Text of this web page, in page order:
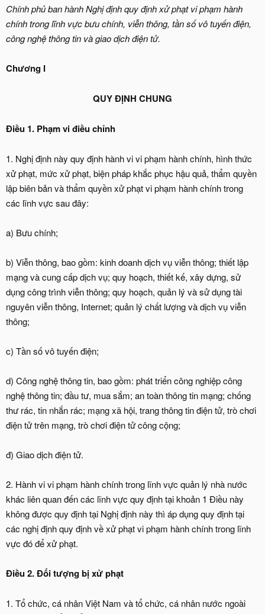
Chính phủ ban hành Nghị định quy định xử phạt vi phạm hành
chính trong lĩnh vực bưu chính, viễn thông, tần số vô tuyến điện,
công nghệ thông tin và giao dịch điện tử.
Chương I
QUY ĐỊNH CHUNG
Điều 1. Phạm vi điều chỉnh
1. Nghị định này quy định hành vi vi phạm hành chính, hình thức
xử phạt, mức xử phạt, biện pháp khắc phục hậu quả, thẩm quyền
lập biên bản và thẩm quyền xử phạt vi phạm hành chính trong
các lĩnh vực sau đây:
a) Bưu chính;
b) Viễn thông, bao gồm: kinh doanh dịch vụ viễn thông; thiết lập
mạng và cung cấp dịch vụ; quy hoạch, thiết kế, xây dựng, sử
dụng công trình viễn thông; quy hoạch, quản lý và sử dụng tài
nguyên viễn thông, Internet; quản lý chất lượng và dịch vụ viễn
thông;
c) Tần số vô tuyến điện;
d) Công nghệ thông tin, bao gồm: phát triển công nghiệp công
nghệ thông tin; đầu tư, mua sắm; an toàn thông tin mạng; chống
thư rác, tin nhắn rác; mạng xã hội, trang thông tin điện tử, trò chơi
điện tử trên mạng, trò chơi điện tử công cộng;
đ) Giao dịch điện tử.
2. Hành vi vi phạm hành chính trong lĩnh vực quản lý nhà nước
khác liên quan đến các lĩnh vực quy định tại khoản 1 Điều này
không được quy định tại Nghị định này thì áp dụng quy định tại
các nghị định quy định về xử phạt vi phạm hành chính trong lĩnh
vực đó để xử phạt.
Điều 2. Đối tượng bị xử phạt
1. Tổ chức, cá nhân Việt Nam và tổ chức, cá nhân nước ngoài